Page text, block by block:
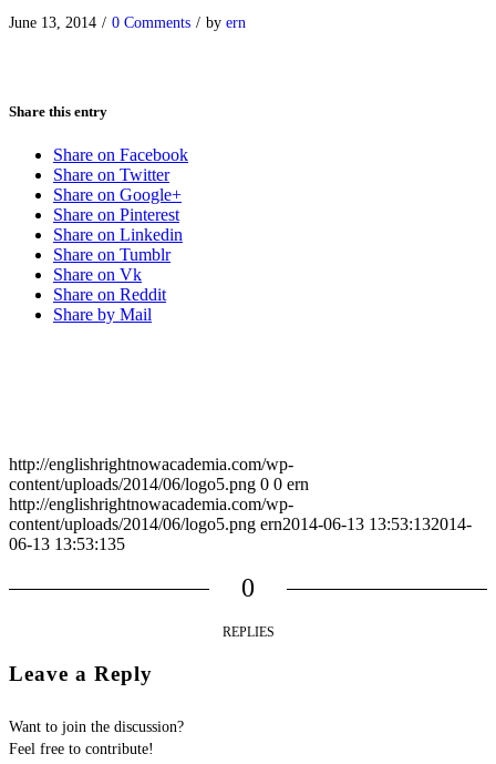
June 13, 2014 / 0 Comments / by ern
Share this entry
Share on Facebook
Share on Twitter
Share on Google+
Share on Pinterest
Share on Linkedin
Share on Tumblr
Share on Vk
Share on Reddit
Share by Mail
http://englishrightnowacademia.com/wp-
content/uploads/2014/06/logo5.png 0 0 ern
http://englishrightnowacademia.com/wp-
content/uploads/2014/06/logo5.png ern2014-06-13 13:53:132014-
06-13 13:53:135
0
REPLIES
Leave a Reply
Want to join the discussion?
Feel free to contribute!